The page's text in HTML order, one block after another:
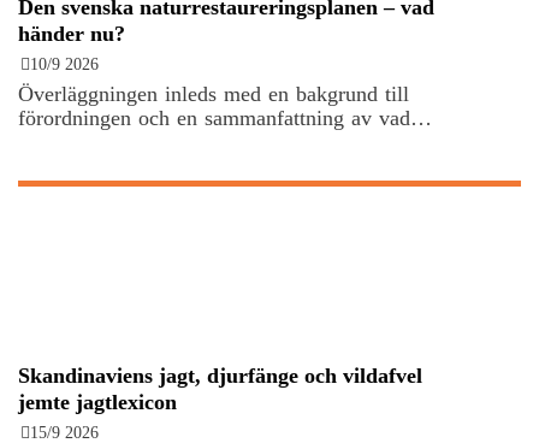
Den svenska naturrestaureringsplanen – vad
händer nu?
10/9 2026
Överläggningen inleds med en bakgrund till
förordningen och en sammanfattning av vad…
Skandinaviens jagt, djurfänge och vildafvel
jemte jagtlexicon
15/9 2026